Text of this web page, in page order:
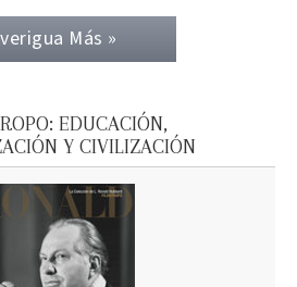
Más »
EDUCACIÓN,
Y CIVILIZACIÓN